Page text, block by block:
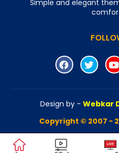
Simple and elegant
Design by - Webkar
Copyright © 2007 -